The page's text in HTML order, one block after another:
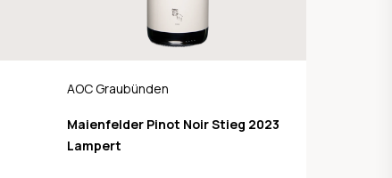
AOC Graubünden
Maienfelder Pinot Noir Stieg 2023
Lampert